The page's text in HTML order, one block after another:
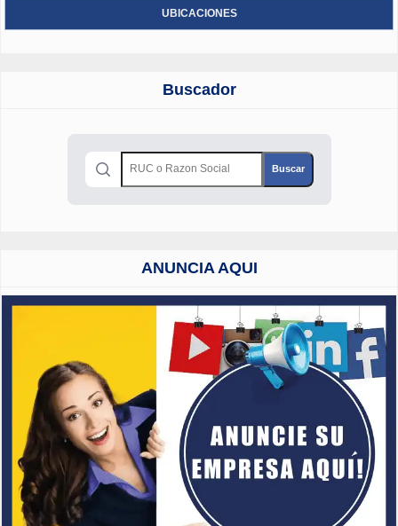
UBICACIONES
Buscador
ANUNCIA AQUI